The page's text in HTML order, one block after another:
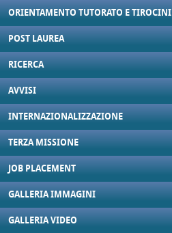
ORIENTAMENTO TUTORATO E TIROCINI
POST LAUREA
RICERCA
AVVISI
INTERNAZIONALIZZAZIONE
TERZA MISSIONE
JOB PLACEMENT
GALLERIA IMMAGINI
GALLERIA VIDEO